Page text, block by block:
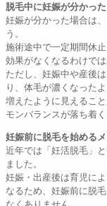
脱毛中に妊娠が分かっ
妊娠が分かった場合は
う。
施術途中で一定期間休
効果がなくなるわけでは
ただし、妊娠中や産後
り、体毛が濃くなった
増えたように見えるこ
モンバランスが落ち着
妊娠前に脱毛を始める
近年では「妊活脱毛」
ました。
妊娠・出産後は育児に
なるため、妊娠前に脱